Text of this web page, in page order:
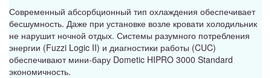
Современный абсорбционный тип охлаждения обеспечивает
бесшумность. Даже при установке возле кровати холодильник
не нарушит ночной отдых. Системы разумного потребления
энергии (Fuzzi Logic II) и диагностики работы (CUC)
обеспечивают мини-бару Dometic HIPRO 3000 Standard
экономичность.